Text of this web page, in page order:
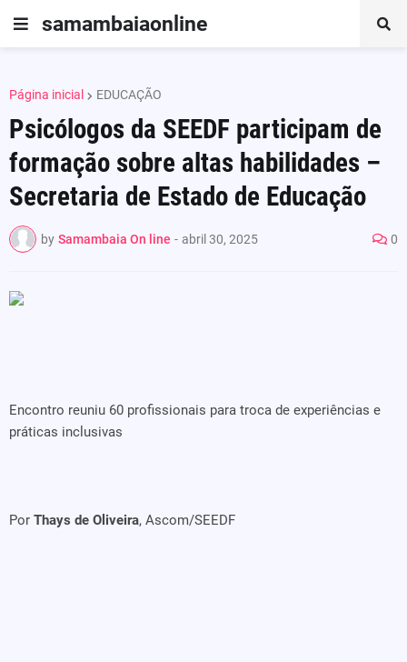
samambaiaonline
Página inicial EDUCAÇÃO
Psicólogos da SEEDF participam de
formação sobre altas habilidades –
Secretaria de Estado de Educação
by Samambaia On line - abril 30, 2025 0
Encontro reuniu 60 profissionais para troca de experiências e
práticas inclusivas
Por Thays de Oliveira, Ascom/SEEDF